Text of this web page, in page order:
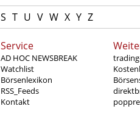
S T U V W X Y Z
Service
AD HOC NEWSBREAK
Watchlist
Börsenlexikon
RSS_Feeds
Kontakt